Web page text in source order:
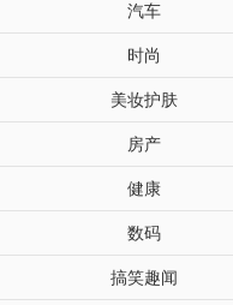
汽车
时尚
美妆护肤
房产
健康
数码
搞笑趣闻